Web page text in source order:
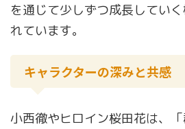
を通じて少しずつ成長してい
れています。
キャラクターの深みと共感
小西徹やヒロイン桜田花は、